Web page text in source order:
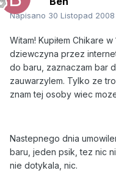
Napisano 30 Listopad 2008
Witam! Kupiłem Chikare
dziewczyna przez
do baru, zaznaczam bar
zauwarzylem. Tylko ze
znam tej osoby wiec
Nastepnego dnia
baru, jeden psik, tez nic
nie dotykala, nic.